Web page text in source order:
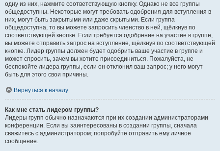
одну из них, нажмите соответствующую кнопку. Однако не все группы
общедоступны. Некоторые могут требовать одобрения для вступления в
них, могут быть закрытыми или даже скрытыми. Если группа
общедоступна, то вы можете запросить членство в ней, щёлкнув по
соответствующей кнопке. Если требуется одобрение на участие в группе,
вы можете отправить запрос на вступление, щёлкнув по соответствующей
кнопке. Лидер группы должен будет одобрить ваше участие в группе и
может спросить, зачем вы хотите присоединиться. Пожалуйста, не
беспокойте лидера группы, если он отклонил ваш запрос; у него могут
быть для этого свои причины.
Вернуться к началу
Как мне стать лидером группы?
Лидеры групп обычно назначаются при их создании администраторами
конференции. Если вы заинтересованы в создании группы, сначала
свяжитесь с администратором; попробуйте отправить ему личное
сообщение.